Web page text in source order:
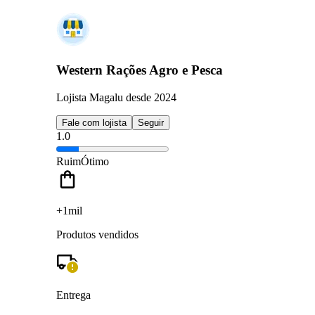
Western Rações Agro e Pesca
Lojista Magalu desde 2024
Fale com lojista Seguir
1.0
RuimÓtimo
+1mil
Produtos vendidos
Entrega